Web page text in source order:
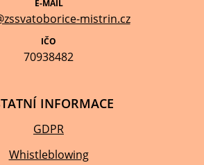
E-MAIL
mistrin.cz
IČO
70938482
INFORMACE
GDPR
Whistleblowing